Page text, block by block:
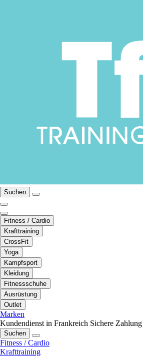
Suchen
Fitness / Cardio
Krafttraining
CrossFit
Yoga
Kampfsport
Kleidung
Fitnessschuhe
Ausrüstung
Outlet
Marken
Kundendienst in Frankreich Sichere Zahlung
Suchen
Fitness / Cardio
Krafttraining